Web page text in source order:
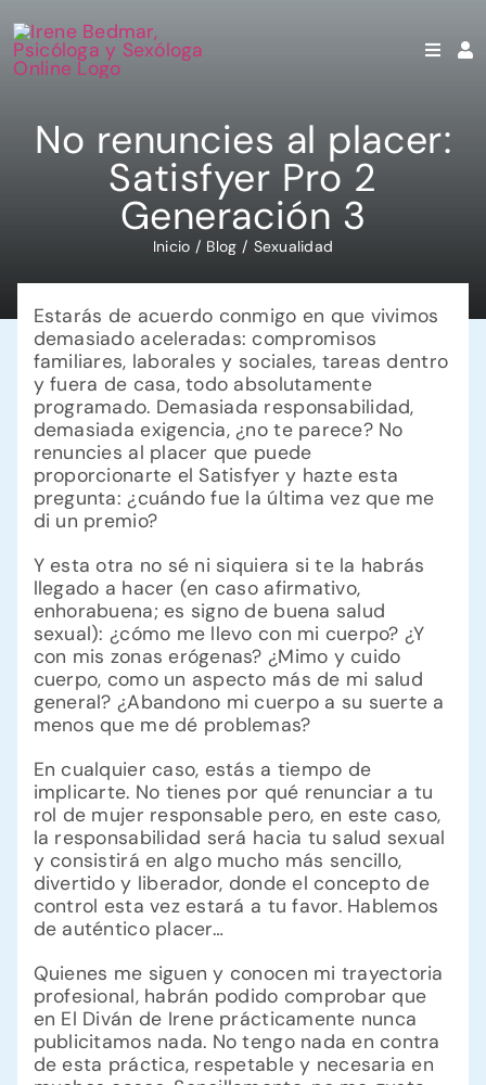
al
contenido
No renuncies al placer:
Satisfyer Pro 2
Generación 3
Inicio Blog Sexualidad
Estarás de acuerdo conmigo en que vivimos
demasiado aceleradas: compromisos
familiares, laborales y sociales, tareas dentro
y fuera de casa, todo absolutamente
programado. Demasiada responsabilidad,
demasiada exigencia, ¿no te parece? No
renuncies al placer que puede
proporcionarte el Satisfyer y hazte esta
pregunta: ¿cuándo fue la última vez que me
di un premio?
Y esta otra no sé ni siquiera si te la habrás
llegado a hacer (en caso afirmativo,
enhorabuena; es signo de buena salud
sexual): ¿cómo me llevo con mi cuerpo? ¿Y
con mis zonas erógenas? ¿Mimo y cuido
cuerpo, como un aspecto más de mi salud
general? ¿Abandono mi cuerpo a su suerte a
menos que me dé problemas?
En cualquier caso, estás a tiempo de
implicarte. No tienes por qué renunciar a tu
rol de mujer responsable pero, en este caso,
la responsabilidad será hacia tu salud sexual
y consistirá en algo mucho más sencillo,
divertido y liberador, donde el concepto de
control esta vez estará a tu favor. Hablemos
de auténtico placer…
Quienes me siguen y conocen mi trayectoria
profesional, habrán podido comprobar que
en El Diván de Irene prácticamente nunca
publicitamos nada. No tengo nada en contra
de esta práctica, respetable y necesaria en